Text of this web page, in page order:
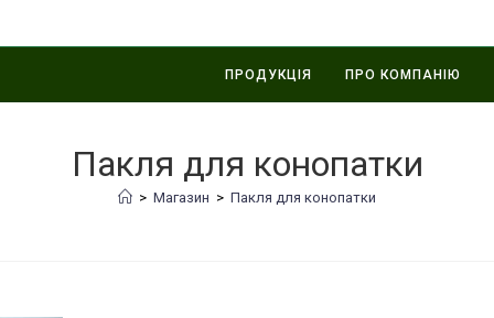
ПРОДУКЦІЯ ПРО КОМПАНІЮ
Пакля для конопатки
> Магазин > Пакля для конопатки